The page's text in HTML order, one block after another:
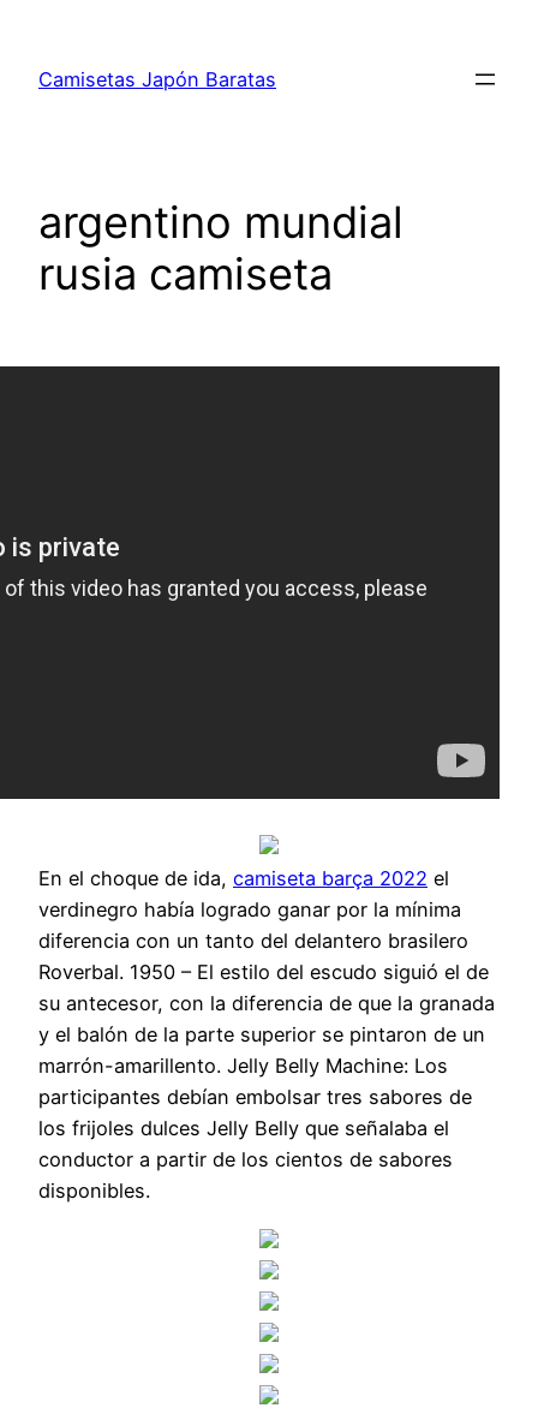
contenido
Camisetas Japón Baratas
argentino mundial
rusia camiseta
En el choque de ida, camiseta barça 2022 el
verdinegro había logrado ganar por la mínima
diferencia con un tanto del delantero brasilero
Roverbal. 1950 – El estilo del escudo siguió el de
su antecesor, con la diferencia de que la granada
y el balón de la parte superior se pintaron de un
marrón-amarillento. Jelly Belly Machine: Los
participantes debían embolsar tres sabores de
los frijoles dulces Jelly Belly que señalaba el
conductor a partir de los cientos de sabores
disponibles.